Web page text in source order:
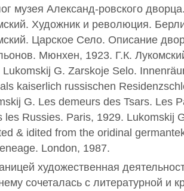
музея Александ-ровского
Художник и революция.
Царское Село. Описание
Мюнхен, 1923. Г.К.
Lukomskij G. Zarskoje Selo.
kaiserlich russischen
G. Les demeurs des Tsars. Les
les Russies. Paris, 1929. Lukomskij
& idited from the oridinal
London, 1987.
художественная
сочеталась с литературной и